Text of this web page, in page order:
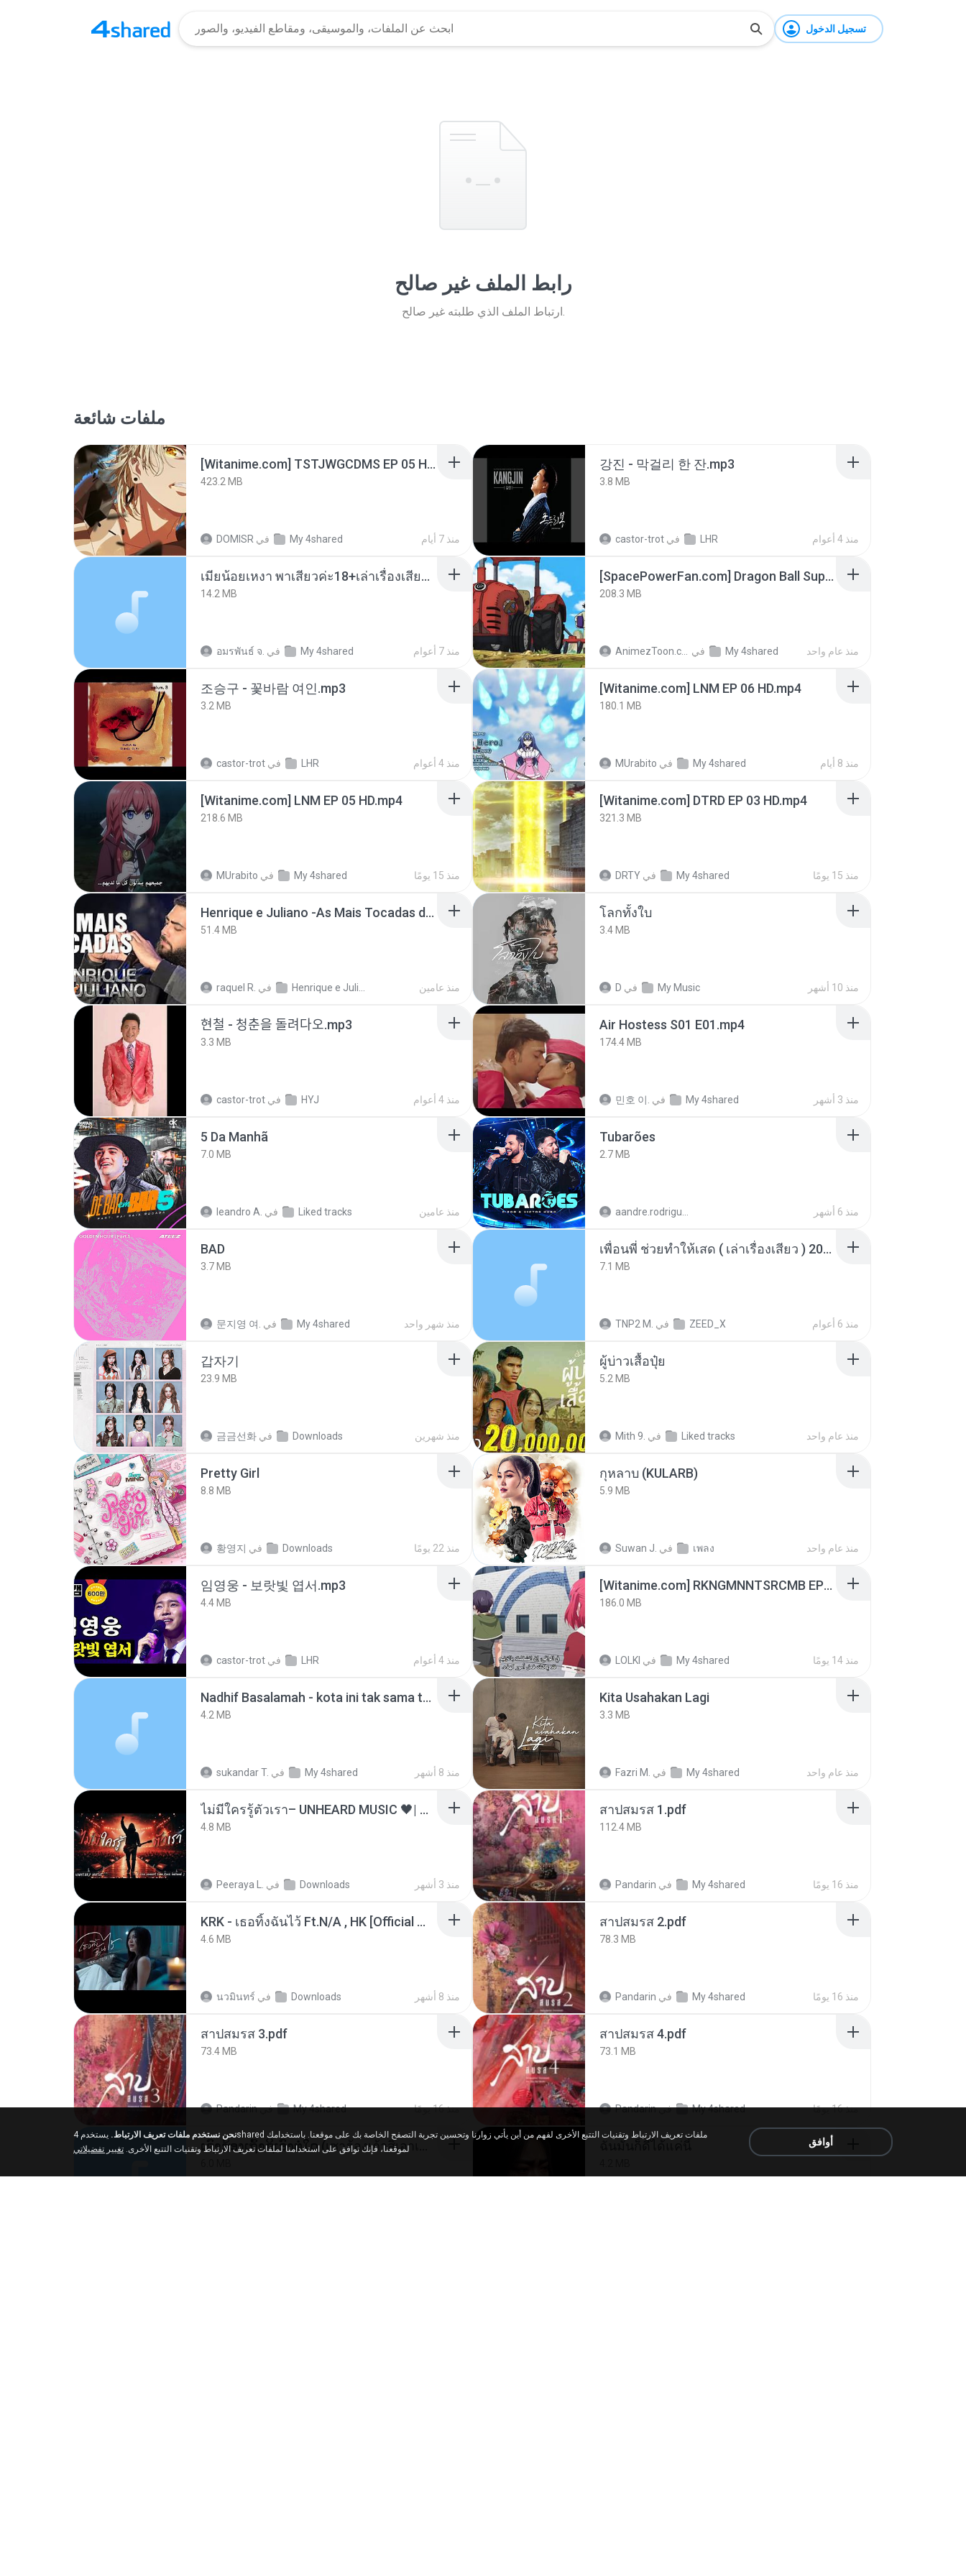
تسجيل الدخول
رابط الملف غير صالح
ارتباط الملف الذي طلبته غير صالح.
ملفات شائعة
[Witanime.com] TSTJWGCDMS EP 05 HD.mp4
423.2 MB
DOMISR في My 4shared منذ 7 أيام
강진 - 막걸리 한 잔.mp3
3.8 MB
castor-trot في LHR منذ 4 أعوام
เมียน้อยเหงา พาเสียวค่ะ18+เล่าเรื่องเสียว.mp3
14.2 MB
อมรพันธ์ จ. في My 4shared منذ 7 أعوام
[SpacePowerFan.com] Dragon Ball Super EP1 480p.mp4
208.3 MB
في My 4shared منذ عام واحد
조승구 - 꽃바람 여인.mp3
3.2 MB
castor-trot في LHR منذ 4 أعوام
[Witanime.com] LNM EP 06 HD.mp4
180.1 MB
MUrabito في My 4shared منذ 8 أيام
[Witanime.com] LNM EP 05 HD.mp4
218.6 MB
MUrabito في My 4shared منذ 15 يومًا
[Witanime.com] DTRD EP 03 HD.mp4
321.3 MB
DRTY في My 4shared منذ 15 يومًا
Henrique e Juliano -As Mais Tocadas do Henrique e Juliano 2021 -Top Sertanejo 2021,Cd Completo 2021
51.4 MB
raquel R. في منذ عامين
โลกทั้งใบ
3.4 MB
D في My Music منذ 10 أشهر
현철 - 청춘을 돌려다오.mp3
3.3 MB
castor-trot في HYJ منذ 4 أعوام
Air Hostess S01 E01.mp4
174.4 MB
민호 이. في My 4shared منذ 3 أشهر
5 Da Manhã
7.0 MB
leandro A. في Liked tracks منذ عامين
Tubarões
2.7 MB
منذ 6 أشهر
BAD
3.7 MB
문지영 여. في My 4shared منذ شهر واحد
เพื่อนพี่ ช่วยทำให้เสด ( เล่าเรื่องเสียว ) 201.mp3
7.1 MB
TNP2 M. في ZEED_X منذ 6 أعوام
갑자기
23.9 MB
금금선화 في Downloads منذ شهرين
ผู้บ่าวเสื้อปุ๋ย
5.2 MB
Mith 9. في Liked tracks منذ عام واحد
Pretty Girl
8.8 MB
황영지 في Downloads منذ 22 يومًا
กุหลาบ (KULARB)
5.9 MB
Suwan J. في เพลง منذ عام واحد
임영웅 - 보랏빛 엽서.mp3
4.4 MB
castor-trot في LHR منذ 4 أعوام
[Witanime.com] RKNGMNNTSRCMB EP 05 HD.mp4
186.0 MB
LOLKI في My 4shared منذ 14 يومًا
Nadhif Basalamah - kota ini tak sama tanpamu (Official Lyric Video).mp3
4.2 MB
sukandar T. في My 4shared منذ 8 أشهر
Kita Usahakan Lagi
3.3 MB
Fazri M. في My 4shared منذ عام واحد
ไม่มีใครรู้ตัวเรา– UNHEARD MUSIC 🖤| Official Lyric Video | เพลงสู้ชีวิต
4.8 MB
Peeraya L. في Downloads منذ 3 أشهر
สาปสมรส 1.pdf
112.4 MB
Pandarin في My 4shared منذ 16 يومًا
KRK - เธอทิ้งฉันไว้ Ft.N/A , HK [Official MV]
4.6 MB
นวมินทร์ في Downloads منذ 8 أشهر
สาปสมรส 2.pdf
78.3 MB
Pandarin في My 4shared منذ 16 يومًا
สาปสมรส 3.pdf
73.4 MB
Pandarinفي My 4shared منذ 16 يومًا
สาปสมรส 4.pdf
73.1 MB
Pandarinفي My 4shared منذ 16 يومًا
نحن نستخدم ملفات تعريف الارتباط.
يستخدم 4shared ملفات تعريف الارتباط وتقنيات التتبع الأخرى لفهم من أين يأتي زوارنا وتحسين تجربة التصفح الخاصة بك على موقعنا. باستخدامك
لموقعنا، فإنك توافق على استخدامنا لملفات تعريف الارتباط وتقنيات التتبع الأخرى. تغيير تفضيلاتي
أوافق